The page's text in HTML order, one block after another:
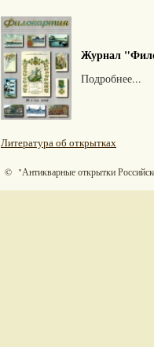
Журнал
Подробнее...
Литература об открытках
© "Антикварные открытки